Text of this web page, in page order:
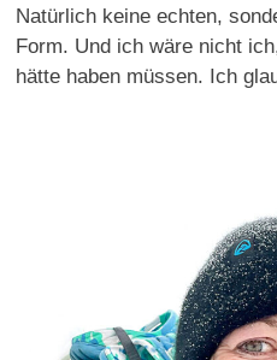
Natürlich keine echten,
Form. Und ich wäre nicht
hätte haben müssen. Ich